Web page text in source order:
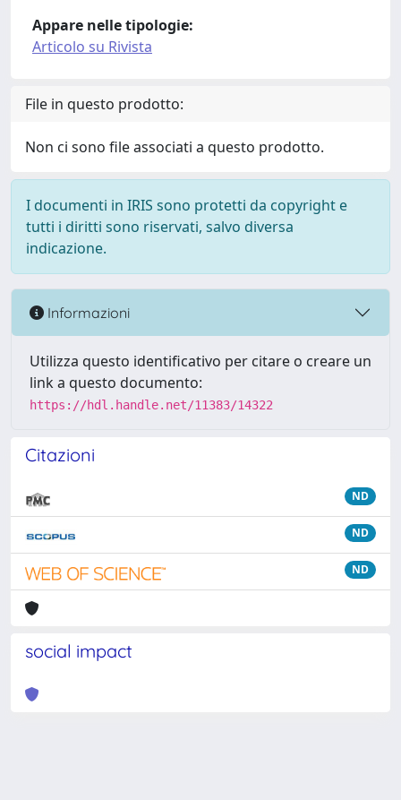
Appare nelle tipologie:
Articolo su Rivista
File in questo prodotto:
Non ci sono file associati a questo prodotto.
I documenti in IRIS sono protetti da copyright e
tutti i diritti sono riservati, salvo diversa
indicazione.
Informazioni
Utilizza questo identificativo per citare o creare un
link a questo documento:
https://hdl.handle.net/11383/14322
Citazioni
ND
ND
ND
social impact